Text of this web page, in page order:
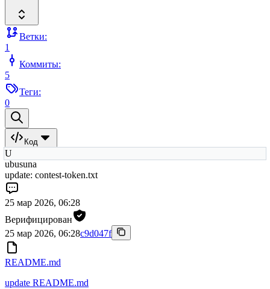
Ветки:
1
Коммиты:
5
Теги:
0
Код
U
ubusuna
update: contest-token.txt
25 мар 2026, 06:28
Верифицирован
25 мар 2026, 06:28c9d047f
README.md
update README.md